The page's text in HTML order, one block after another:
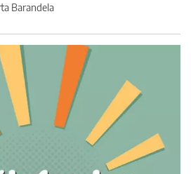
Barandela